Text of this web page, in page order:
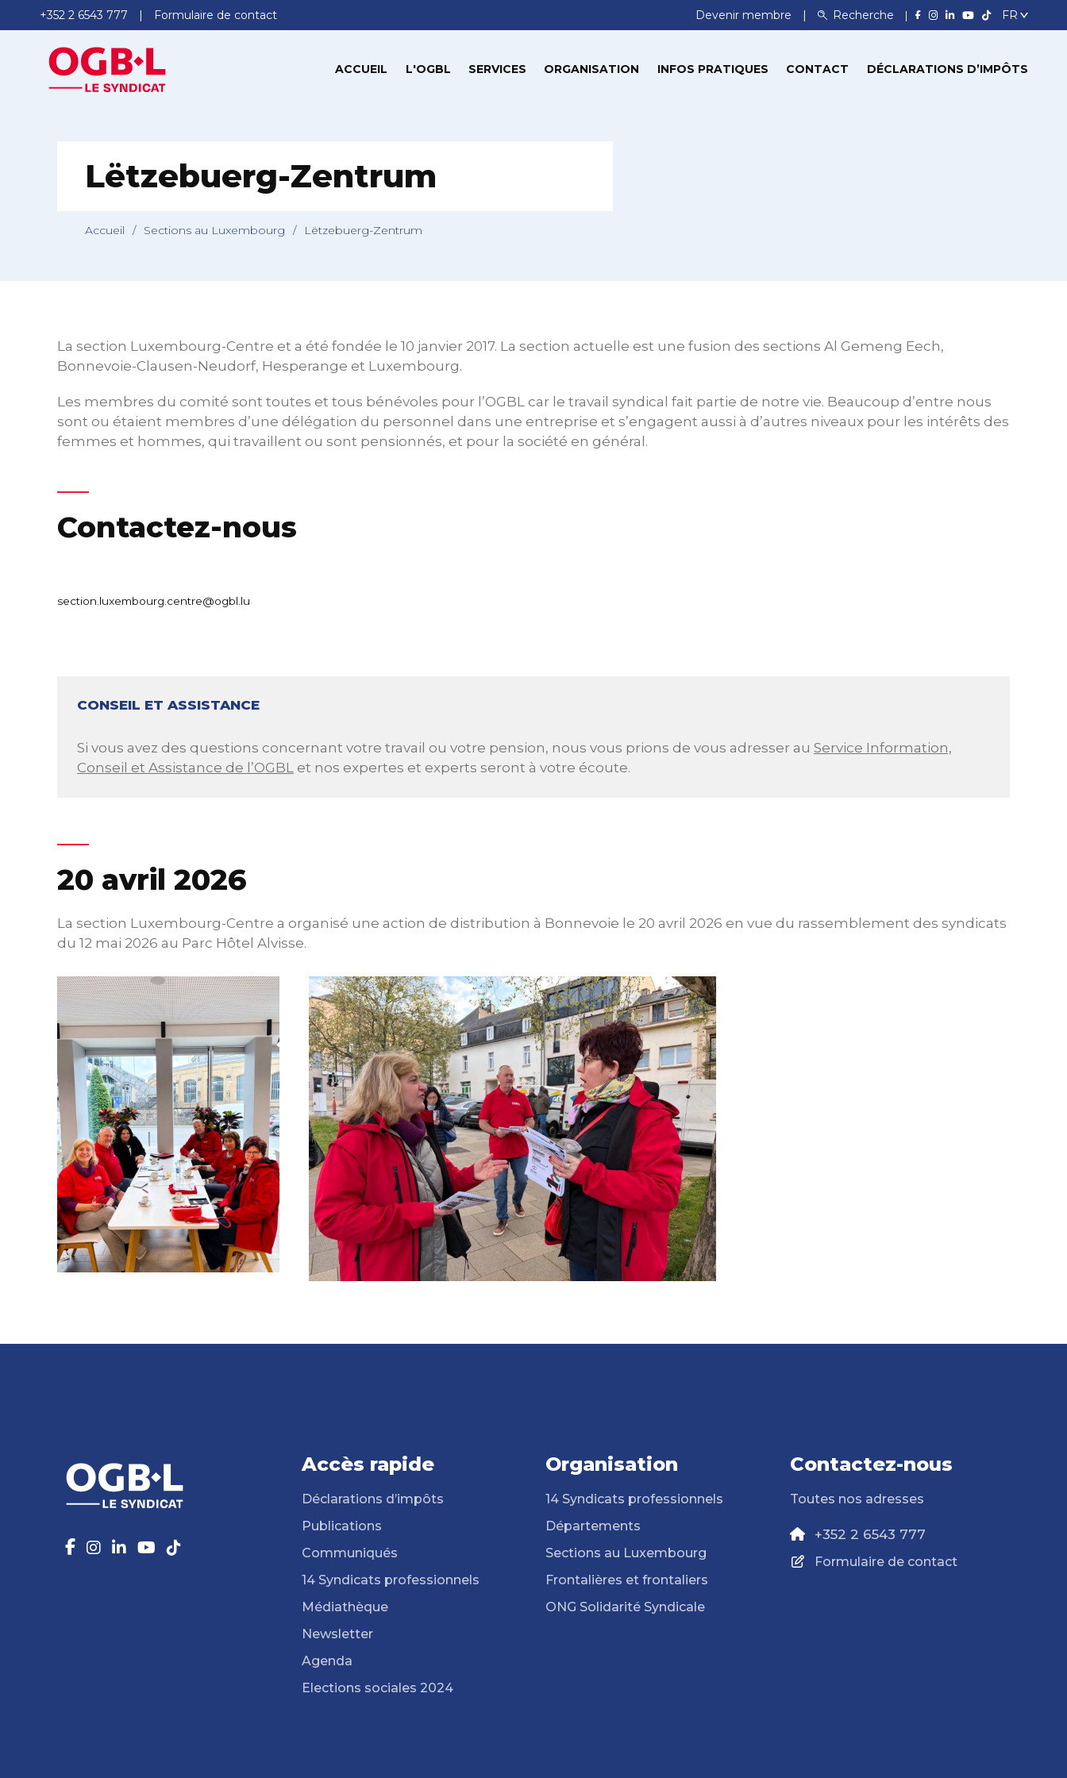
+352 2 6543 777 Formulaire de contact Devenir membre Recherche
ACCUEIL L'OGBL SERVICES ORGANISATION INFOS PRATIQUES CONTACT DÉCLARATIONS D’IMPÔTS
Lëtzebuerg-Zentrum
Accueil / Sections au Luxembourg / Lëtzebuerg-Zentrum
La section Luxembourg-Centre et a été fondée le 10 janvier 2017. La section actuelle est une fusion des sections Al Gemeng Eech,
Bonnevoie-Clausen-Neudorf, Hesperange et Luxembourg.
Les membres du comité sont toutes et tous bénévoles pour l’OGBL car le travail syndical fait partie de notre vie. Beaucoup d’entre nous
sont ou étaient membres d’une délégation du personnel dans une entreprise et s’engagent aussi à d’autres niveaux pour les intérêts des
femmes et hommes, qui travaillent ou sont pensionnés, et pour la société en général.
Contactez-nous
section.luxembourg.centre@ogbl.lu
CONSEIL ET ASSISTANCE
Si vous avez des questions concernant votre travail ou votre pension, nous vous prions de vous adresser au Service Information,
Conseil et Assistance de l’OGBL et nos expertes et experts seront à votre écoute.
20 avril 2026
La section Luxembourg-Centre a organisé une action de distribution à Bonnevoie le 20 avril 2026 en vue du rassemblement des syndicats
du 12 mai 2026 au Parc Hôtel Alvisse.
Accès rapide
Déclarations d’impôts
Publications
Communiqués
14 Syndicats professionnels
Médiathèque
Newsletter
Agenda
Elections sociales 2024
Organisation
14 Syndicats professionnels
Départements
Sections au Luxembourg
Frontalières et frontaliers
ONG Solidarité Syndicale
Contactez-nous
Toutes nos adresses
+352 2 6543 777
Formulaire de contact